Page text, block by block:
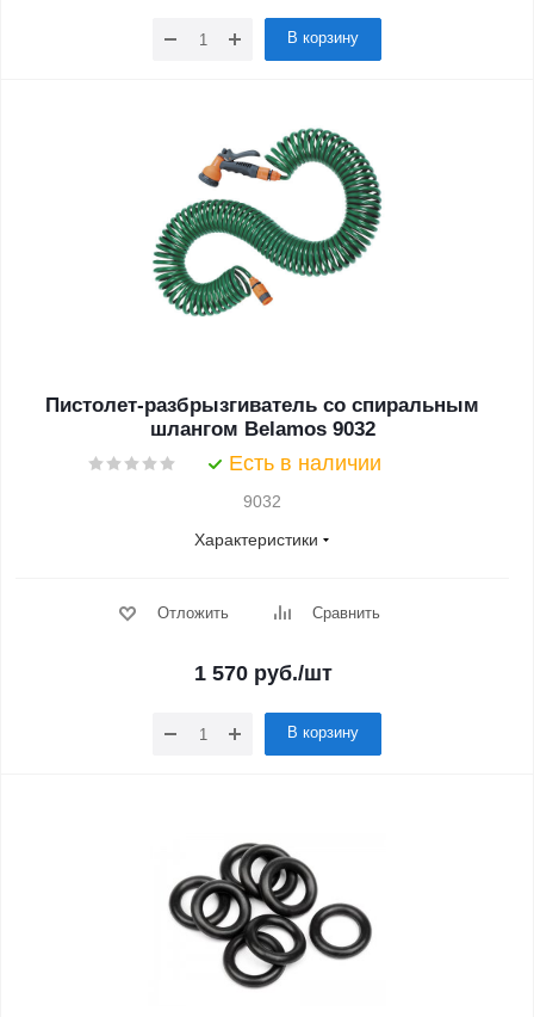
В корзину
Пистолет-разбрызгиватель со спиральным
шлангом Belamos 9032
Есть в наличии
9032
Характеристики
Отложить Сравнить
1 570руб./шт
В корзину